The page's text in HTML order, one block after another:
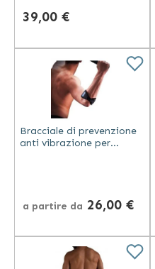
39,00 €
Bracciale di prevenzione
anti vibrazione per
a partire da 26,00 €